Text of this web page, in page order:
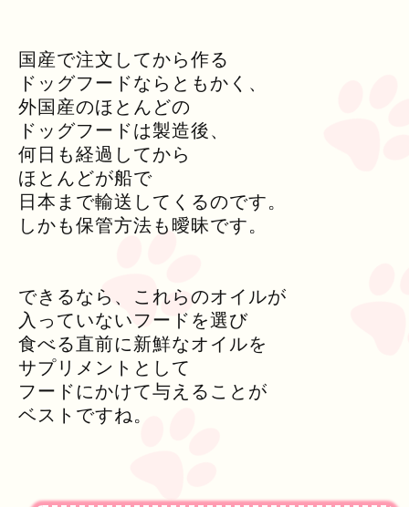
国産で注文してから作る
ドッグフードならともかく、
外国産のほとんどの
ドッグフードは製造後、
何日も経過してから
ほとんどが船で
日本まで輸送してくるのです。
しかも保管方法も曖昧です。
できるなら、これらのオイルが
入っていないフードを選び
食べる直前に新鮮なオイルを
サプリメントとして
フードにかけて与えることが
ベストですね。